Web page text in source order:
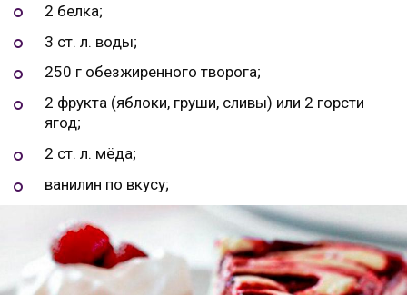
2 белка;
3 ст. л. воды;
250 г обезжиренного творога;
2 фрукта (яблоки, груши, сливы) или 2 горсти
ягод;
2 ст. л. мёда;
ванилин по вкусу;